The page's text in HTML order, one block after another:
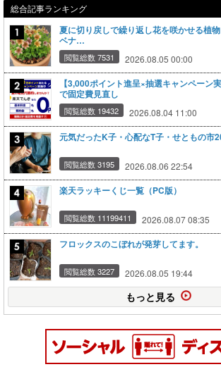
総合記事ランキング
夏に切り戻しで繰り返し花を咲かせる植
ベナ…
閲覧総数 7531 2026.08.05 00:00
【3,000ポイント進呈×抽選キャンペーン
で固定費見直し
閲覧総数 19432 2026.08.04 11:00
元気だったK子・心配なT子・せともの市
閲覧総数 3195 2026.08.06 22:54
楽天ラッキーくじ一覧（PC版）
閲覧総数 11199411 2026.08.07 08:35
フロックスのこぼれが発芽してます。
閲覧総数 3227 2026.08.05 19:44
もっと見る